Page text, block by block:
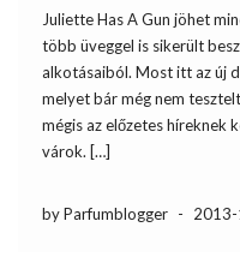
Juliette Has A Gun jöhet
több üveggel is sikerült
alkotásaiból. Most itt az új
melyet bár még nem
mégis az előzetes híreknek
várok. […]
by Parfumblogger -